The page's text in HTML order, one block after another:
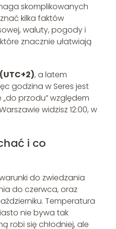
skomplikowanych
kilka faktów
waluty, pogody i
znacznie ułatwiają
(UTC+2), a latem
godzina w Seres jest
przodu” względem
widzisz 12:00, w
i co
do zwiedzania
do czerwca, oraz
Temperatura
nie bywa tak
robi się chłodniej, ale